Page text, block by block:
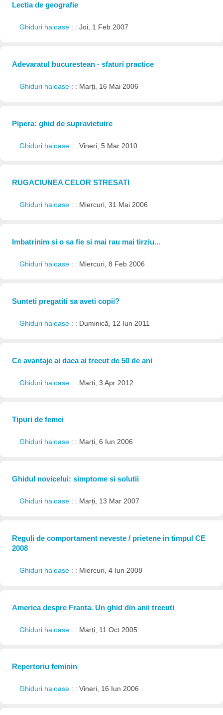
Lectia de geografie
Ghiduri haioase : : Joi, 1 Feb 2007
Adevaratul bucurestean - sfaturi practice
Ghiduri haioase : : Marți, 16 Mai 2006
Pipera: ghid de supravietuire
Ghiduri haioase : : Vineri, 5 Mar 2010
RUGACIUNEA CELOR STRESATI
Ghiduri haioase : : Miercuri, 31 Mai 2006
Imbatrinim si o sa fie si mai rau mai tirziu...
Ghiduri haioase : : Miercuri, 8 Feb 2006
Sunteti pregatiti sa aveti copii?
Ghiduri haioase : : Duminică, 12 Iun 2011
Ce avantaje ai daca ai trecut de 50 de ani
Ghiduri haioase : : Marți, 3 Apr 2012
Tipuri de femei
Ghiduri haioase : : Marți, 6 Iun 2006
Ghidul novicelui: simptome si solutii
Ghiduri haioase : : Marți, 13 Mar 2007
Reguli de comportament neveste / prietene in timpul CE
2008
Ghiduri haioase : : Miercuri, 4 Iun 2008
America despre Franta. Un ghid din anii trecuti
Ghiduri haioase : : Marți, 11 Oct 2005
Repertoriu feminin
Ghiduri haioase : : Vineri, 16 Iun 2006